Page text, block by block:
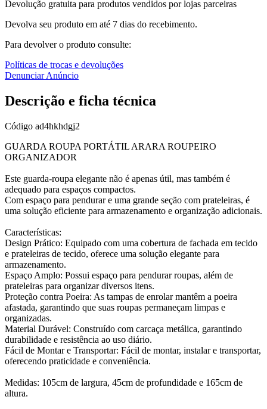
Devolução gratuita para produtos vendidos por lojas parceiras
Devolva seu produto em até 7 dias do recebimento.
Para devolver o produto consulte:
Políticas de trocas e devoluções
Denunciar Anúncio
Descrição e ficha técnica
Código ad4hkhdgj2
GUARDA ROUPA PORTÁTIL ARARA ROUPEIRO
ORGANIZADOR
Este guarda-roupa elegante não é apenas útil, mas também é
adequado para espaços compactos.
Com espaço para pendurar e uma grande seção com prateleiras, é
uma solução eficiente para armazenamento e organização adicionais.
Características:
Design Prático: Equipado com uma cobertura de fachada em tecido
e prateleiras de tecido, oferece uma solução elegante para
armazenamento.
Espaço Amplo: Possui espaço para pendurar roupas, além de
prateleiras para organizar diversos itens.
Proteção contra Poeira: As tampas de enrolar mantêm a poeira
afastada, garantindo que suas roupas permaneçam limpas e
organizadas.
Material Durável: Construído com carcaça metálica, garantindo
durabilidade e resistência ao uso diário.
Fácil de Montar e Transportar: Fácil de montar, instalar e transportar,
oferecendo praticidade e conveniência.
Medidas: 105cm de largura, 45cm de profundidade e 165cm de
altura.